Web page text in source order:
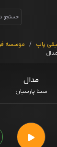
پاپ / موسسه
مدال
سینا پارسیان